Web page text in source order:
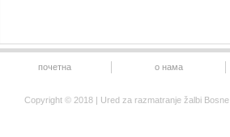
почетна о нама
Copyright © 2018 | Ured za razmatranje žalbi